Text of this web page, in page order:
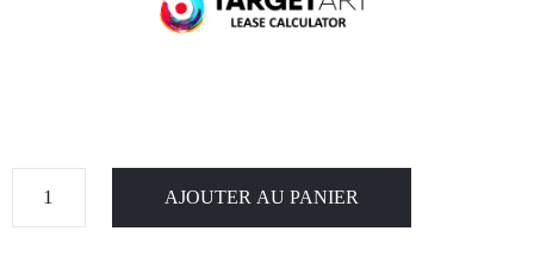
AJOUTER AU PANIER